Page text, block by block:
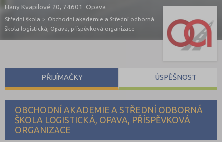
Hany Kvapilové 20, 74601 Opava
Střední škola > Obchodní akademie a Střední odborná
škola logistická, Opava, příspěvková organizace
OBCHODNÍ AKADEMIE A STŘEDNÍ ODBORNÁ
ŠKOLA LOGISTICKÁ, OPAVA, PŘÍSPĚVKOVÁ
ORGANIZACE
PŘIJÍMAČKY ÚSPĚŠNOST